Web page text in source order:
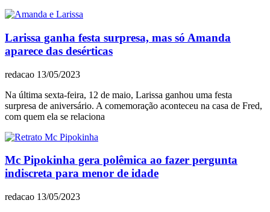
Larissa ganha festa surpresa, mas só Amanda
aparece das desérticas
redacao 13/05/2023
Na última sexta-feira, 12 de maio, Larissa ganhou uma festa
surpresa de aniversário. A comemoração aconteceu na casa de Fred,
com quem ela se relaciona
Mc Pipokinha gera polêmica ao fazer pergunta
indiscreta para menor de idade
redacao 13/05/2023